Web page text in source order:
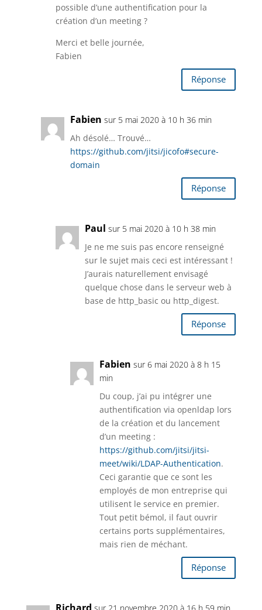
possible d’une authentification pour la
création d’un meeting ?
Merci et belle journée,
Fabien
Réponse
Fabien sur 5 mai 2020 à 10 h 36 min
Ah désolé… Trouvé…
https://github.com/jitsi/jicofo#secure-
domain
Réponse
Paul sur 5 mai 2020 à 10 h 38 min
Je ne me suis pas encore renseigné
sur le sujet mais ceci est intéressant !
J’aurais naturellement envisagé
quelque chose dans le serveur web à
base de http_basic ou http_digest.
Réponse
Fabien sur 6 mai 2020 à 8 h 15
min
Du coup, j’ai pu intégrer une
authentification via openldap lors
de la création et du lancement
d’un meeting :
https://github.com/jitsi/jitsi-
meet/wiki/LDAP-Authentication.
Ceci garantie que ce sont les
employés de mon entreprise qui
utilisent le service en premier.
Tout petit bémol, il faut ouvrir
certains ports supplémentaires,
mais rien de méchant.
Réponse